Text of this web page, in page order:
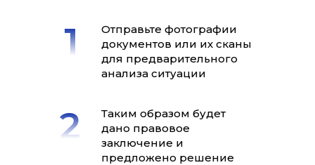
Отправьте фотографии
документов или их сканы
для предварительного
анализа ситуации
Таким образом будет
дано правовое
заключение и
предложено решение